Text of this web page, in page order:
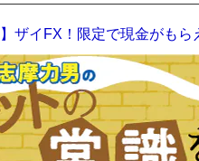
ザイFX！限定で現金がもら